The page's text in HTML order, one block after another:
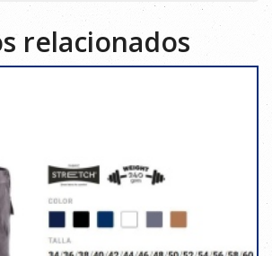
relacionados